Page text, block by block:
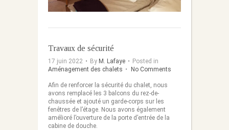
Travaux de sécurité
17 juin 2022 • By M. Lafaye • Posted in
Aménagement des chalets • No Comments
Afin de renforcer la sécurité du chalet, nous
avons remplacé les 3 balcons du rez-de-
chaussée et ajouté un garde-corps sur les
fenêtres de l’étage. Nous avons également
amélioré l’ouverture de la porte d’entrée de la
cabine de douche.